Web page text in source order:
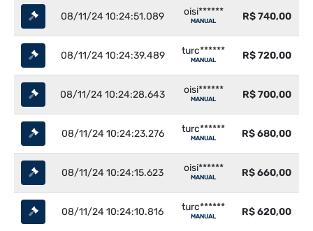
08/11/24 10:24:51.089 oisi******
MANUAL R$ 740,00
08/11/24 10:24:39.489 turc******
MANUAL R$ 720,00
08/11/24 10:24:28.643 oisi******
MANUAL R$ 700,00
08/11/24 10:24:23.276 turc******
MANUAL R$ 680,00
08/11/24 10:24:15.623 oisi******
MANUAL R$ 660,00
08/11/24 10:24:10.816 turc******
MANUAL R$ 620,00